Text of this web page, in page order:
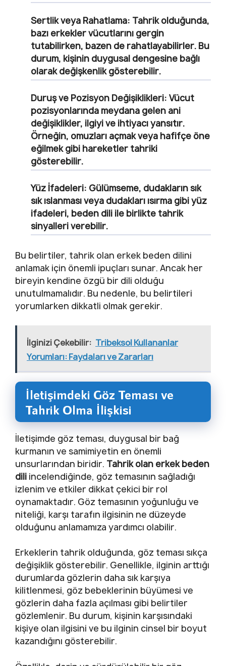
Sertlik veya Rahatlama: Tahrik olduğunda,
bazı erkekler vücutlarını gergin
tutabilirken, bazen de rahatlayabilirler. Bu
durum, kişinin duygusal dengesine bağlı
olarak değişkenlik gösterebilir.
Duruş ve Pozisyon Değişiklikleri: Vücut
pozisyonlarında meydana gelen ani
değişiklikler, ilgiyi ve ihtiyacı yansıtır.
Örneğin, omuzları açmak veya hafifçe öne
eğilmek gibi hareketler tahriki
gösterebilir.
Yüz İfadeleri: Gülümseme, dudakların sık
sık ıslanması veya dudakları ısırma gibi yüz
ifadeleri, beden dili ile birlikte tahrik
sinyalleri verebilir.
Bu belirtiler, tahrik olan erkek beden dilini
anlamak için önemli ipuçları sunar. Ancak her
bireyin kendine özgü bir dili olduğu
unutulmamalıdır. Bu nedenle, bu belirtileri
yorumlarken dikkatli olmak gerekir.
İlginizi Çekebilir: Tribeksol Kullananlar
Yorumları: Faydaları ve Zararları
İletişimdeki Göz Teması ve
Tahrik Olma İlişkisi
İletişimde göz teması, duygusal bir bağ
kurmanın ve samimiyetin en önemli
unsurlarından biridir. Tahrik olan erkek beden
dili incelendiğinde, göz temasının sağladığı
izlenim ve etkiler dikkat çekici bir rol
oynamaktadır. Göz temasının yoğunluğu ve
niteliği, karşı tarafın ilgisinin ne düzeyde
olduğunu anlamamıza yardımcı olabilir.
Erkeklerin tahrik olduğunda, göz teması sıkça
değişiklik gösterebilir. Genellikle, ilginin arttığı
durumlarda gözlerin daha sık karşıya
kilitlenmesi, göz bebeklerinin büyümesi ve
gözlerin daha fazla açılması gibi belirtiler
gözlemlenir. Bu durum, kişinin karşısındaki
kişiye olan ilgisini ve bu ilginin cinsel bir boyut
kazandığını gösterebilir.